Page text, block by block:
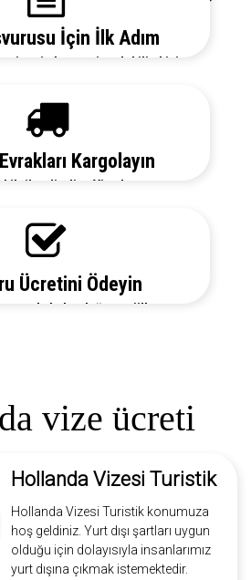
İçin İlk Adım
sitemizden temin edebilir, bizi
Kargolayın
bilgilendirelim. Vize başvurunuz
Ücretini Ödeyin
bulunduğunuz ülkeye ve
vize ücreti
Hollanda Vizesi Turistik
Hollanda Vizesi Turistik konumuza
hoş geldiniz. Yurt dışı şartları uygun
olduğu için dolayısıyla insanlarımız
yurt dışına çıkmak istemektedir.